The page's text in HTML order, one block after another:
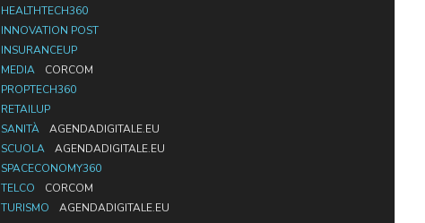
HEALTHTECH360
INNOVATION POST
INSURANCEUP
MEDIA
CORCOM
PROPTECH360
RETAILUP
SANITÀ
AGENDADIGITALE.EU
SCUOLA
AGENDADIGITALE.EU
SPACECONOMY360
TELCO
CORCOM
TURISMO
AGENDADIGITALE.EU